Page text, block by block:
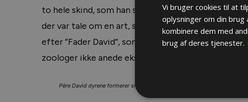
to hele skind, som han sendte hjem til Paris, hvor
der var tale om en art, som var hidtil ukendt af den
efter ”Fader David”, som ud over at ”opdage”
zoologer ikke anede eksisterede (herunder
Père David dyrene formerer sig ikke helt så godt og stærkt som andre
Vi bruger cookies til at
oplysninger om din
kombinere dem med
brug af deres tjenester.